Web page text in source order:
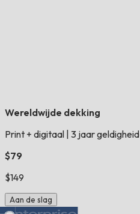
Wereldwijde dekking
Print + digitaal 3 jaar geldigheid
$79
$149
Aan de slag